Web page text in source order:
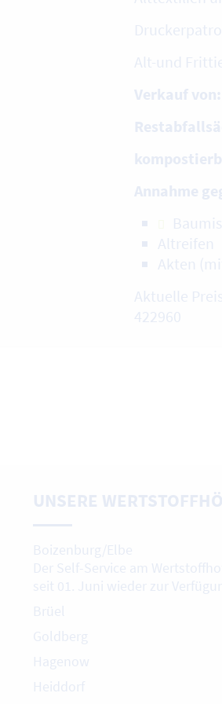
Alt-und
Verkauf von:
Annahme
Altreifen
Akten
Aktuelle
422960
UNSERE
Boizenburg/Elbe
Der Self-Service am
seit 01. Juni wieder zur
Brüel
Goldberg
Hagenow
Heiddorf